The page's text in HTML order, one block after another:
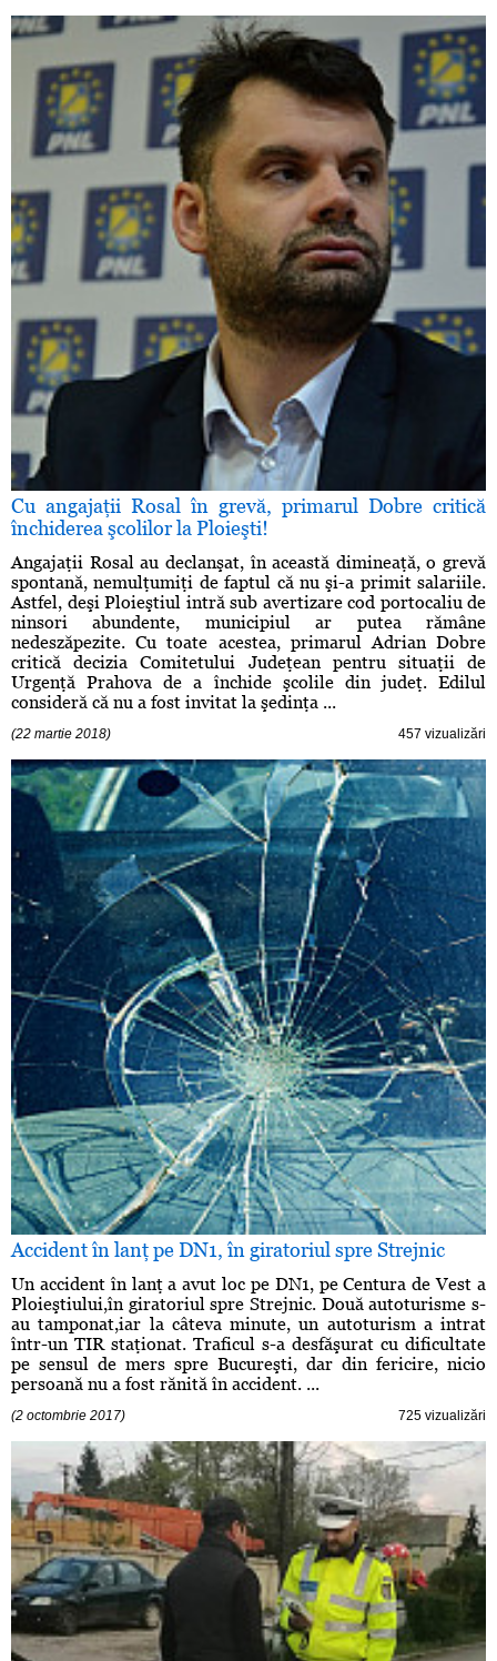
Cu angajaţii Rosal în grevă, primarul Dobre critică
închiderea şcolilor la Ploieşti!
Angajaţii Rosal au declanşat, în această dimineaţă, o grevă
spontană, nemulţumiţi de faptul că nu şi-a primit salariile.
Astfel, deşi Ploieştiul intră sub avertizare cod portocaliu de
ninsori abundente, municipiul ar putea rămâne
nedeszăpezite. Cu toate acestea, primarul Adrian Dobre
critică decizia Comitetului Judeţean pentru situaţii de
Urgenţă Prahova de a închide şcolile din judeţ. Edilul
consideră că nu a fost invitat la şedinţa ...
(22 martie 2018) 457 vizualizări
Accident în lanţ pe DN1, în giratoriul spre Strejnic
Un accident în lanţ a avut loc pe DN1, pe Centura de Vest a
Ploieştiului,în giratoriul spre Strejnic. Două autoturisme s-
au tamponat,iar la câteva minute, un autoturism a intrat
într-un TIR staţionat. Traficul s-a desfăşurat cu dificultate
pe sensul de mers spre Bucureşti, dar din fericire, nicio
persoană nu a fost rănită în accident. ...
(2 octombrie 2017) 725 vizualizări